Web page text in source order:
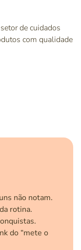
de cuidados
com qualidade
não notam.
da rotina.
do “mete o